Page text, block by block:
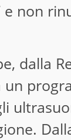
non
dalla
un